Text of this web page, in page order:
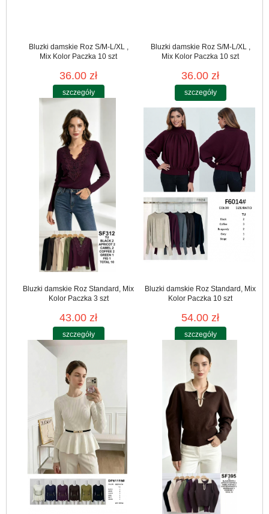
Bluzki damskie Roz S/M-L/XL ,
Mix Kolor Paczka 10 szt
36.00 zł
szczegóły
Bluzki damskie Roz S/M-L/XL ,
Mix Kolor Paczka 10 szt
36.00 zł
szczegóły
Bluzki damskie Roz Standard, Mix
Kolor Paczka 3 szt
43.00 zł
szczegóły
Bluzki damskie Roz Standard, Mix
Kolor Paczka 10 szt
54.00 zł
szczegóły